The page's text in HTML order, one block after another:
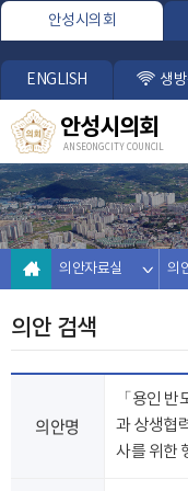
본문바로가기
안성시의회
ENGLISH 생
안성시의회
ANSEONG CITY COUNCIL
의안자료실 의
의안 검색
의안명
「용인
과 상생협
사를 위한